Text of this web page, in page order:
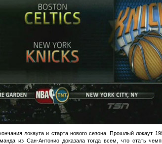
локаута и старта нового сезона. Прошлый локаут
из Сан-Антонио доказала тогда всем, что стать